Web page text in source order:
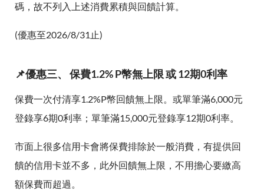
碼，故不列入上述消費累積與回饋計算。
(優惠至2026/8/31止)
📌優惠三、 保費1.2% P幣無上限 或 12期0利率
保費一次付清享1.2%P幣回饋無上限。或單筆滿6,000元
登錄享6期0利率；單筆滿15,000元登錄享12期0利率。
市面上很多信用卡會將保費排除於一般消費，有提供回
饋的信用卡並不多，此外回饋無上限，不用擔心要繳高
額保費而超過。